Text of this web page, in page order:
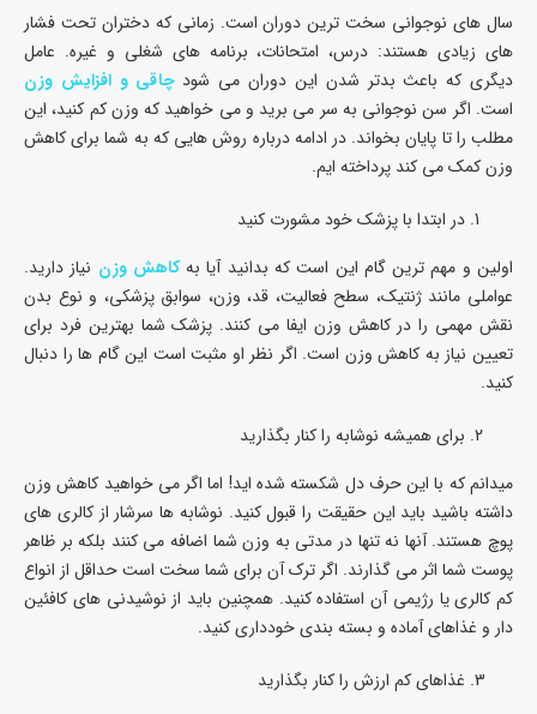
سال های نوجوانی سخت ترین دوران است. زمانی که دختران تحت فشار
های زیادی هستند: درس، امتحانات، برنامه های شغلی و غیره. عامل
دیگری که باعث بدتر شدن این دوران می شودچاقی و افزایش وزن
است. اگر سن نوجوانی به سر می برید و می خواهید که وزن کم کنید، این
مطلب را تا پایان بخواند. در ادامه درباره روش هایی که به شما برای کاهش
وزن کمک می کند پرداخته ایم.
در ابتدا با پزشک خود مشورت کنید
اولین و مهم ترین گام این است که بدانید آیا بهکاهش وزن نیاز دارید.
عواملی مانند ژنتیک، سطح فعالیت، قد، وزن، سوابق پزشکی، و نوع بدن
نقش مهمی را در کاهش وزن ایفا می کنند. پزشک شما بهترین فرد برای
تعیین نیاز به کاهش وزن است. اگر نظر او مثبت است این گام ها را دنبال
کنید.
برای همیشه نوشابه را کنار بگذارید
میدانم که با این حرف دل شکسته شده اید! اما اگر می خواهید کاهش وزن
داشته باشید باید این حقیقت را قبول کنید. نوشابه ها سرشار از کالری های
پوچ هستند. آنها نه تنها در مدتی به وزن شما اضافه می کنند بلکه بر ظاهر
پوست شما اثر می گذارند. اگر ترک آن برای شما سخت است حداقل از انواع
کم کالری یا رژیمی آن استفاده کنید. همچنین باید از نوشیدنی های کافئین
دار و غذاهای آماده و بسته بندی خودداری کنید.
غذاهای کم ارزش را کنار بگذارید